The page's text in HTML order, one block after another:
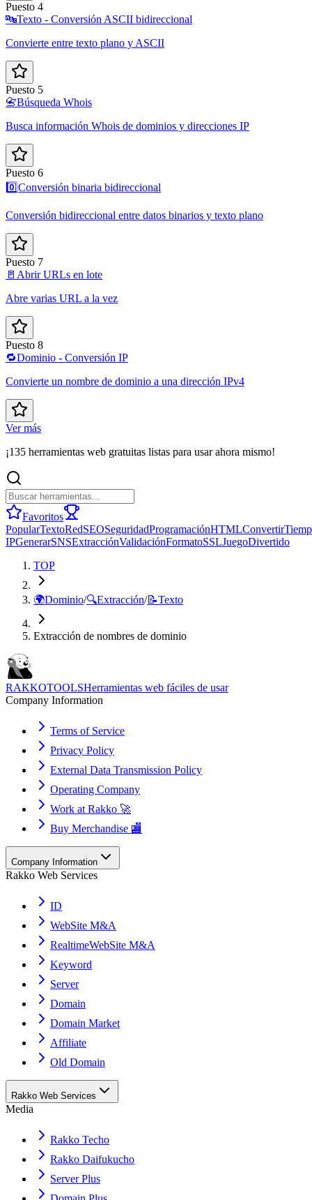
Puesto 4
🔤Texto - Conversión ASCII bidireccional
Convierte entre texto plano y ASCII
Puesto 5
📇Búsqueda Whois
Busca información Whois de dominios y direcciones IP
Puesto 6
0️⃣Conversión binaria bidireccional
Conversión bidireccional entre datos binarios y texto plano
Puesto 7
🚪 Abrir URLs en lote
Abre varias URL a la vez
Puesto 8
🔁Dominio - Conversión IP
Convierte un nombre de dominio a una dirección IPv4
Ver más
¡135 herramientas web gratuitas listas para usar ahora mismo!
Favoritos
PopularTextoRedSEOSeguridadProgramaciónHTMLConvertir
IPGenerarSNSExtracciónValidaciónFormatoSSLJuegoDivertido
TOP
🌍Dominio/🔍Extracción/📝Texto
Extracción de nombres de dominio
RAKKOTOOLSHerramientas web fáciles de usar
Company Information
Terms of Service
Privacy Policy
External Data Transmission Policy
Operating Company
Work at Rakko 🚀
Buy Merchandise 🏬
Company Information
Rakko Web Services
ID
WebSite M&A
RealtimeWebSite M&A
Keyword
Server
Domain
Domain Market
Affiliate
Old Domain
Rakko Web Services
Media
Rakko Techo
Rakko Daifukucho
Server Plus